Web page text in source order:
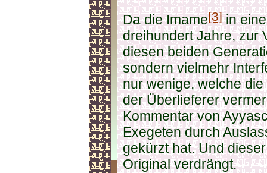
Da die Imame[3]in
dreihundert Jahre, zur
diesen beiden
sondern vielmehr
nur wenige, welche
der Überlieferer
Kommentar von
Exegeten durch
gekürzt hat. Und
Original verdrängt.